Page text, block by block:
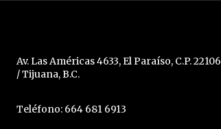
Av. Las Américas 4633, El Paraíso, C.P. 22106
/ Tijuana, B.C.
Teléfono: 664 681 6913